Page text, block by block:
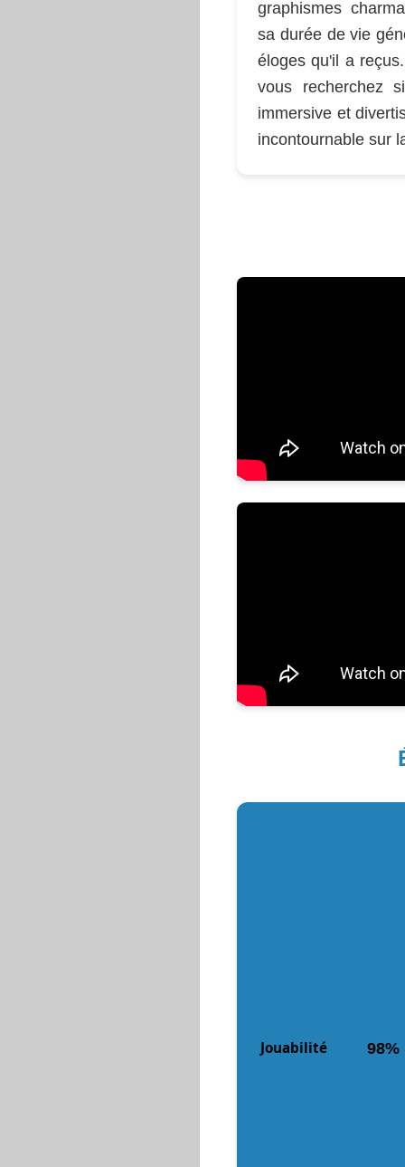
graphismes
sa durée de vie
éloges qu'il a
vous recherchez
immersive et
incontournable sur
Jouabilité 98%